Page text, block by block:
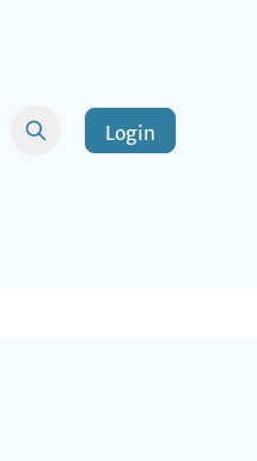
Login